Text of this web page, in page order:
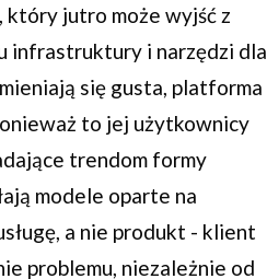
jutro może wyjść z
infrastruktury i narzędzi dla
się gusta, platforma
to jej użytkownicy
trendom formy
modele oparte na
a nie produkt - klient
problemu, niezależnie od